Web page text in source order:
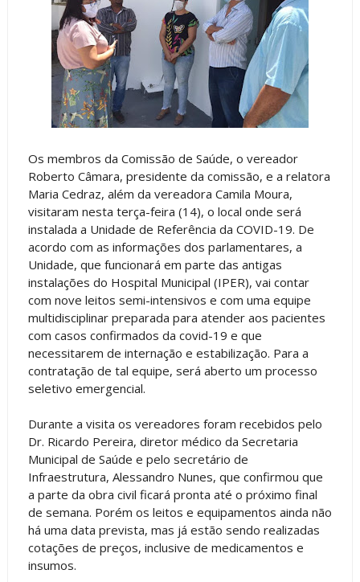
Os membros da Comissão de Saúde, o vereador
Roberto Câmara, presidente da comissão, e a relatora
Maria Cedraz, além da vereadora Camila Moura,
visitaram nesta terça-feira (14), o local onde será
instalada a Unidade de Referência da COVID-19. De
acordo com as informações dos parlamentares, a
Unidade, que funcionará em parte das antigas
instalações do Hospital Municipal (IPER), vai contar
com nove leitos semi-intensivos e com uma equipe
multidisciplinar preparada para atender aos pacientes
com casos confirmados da covid-19 e que
necessitarem de internação e estabilização. Para a
contratação de tal equipe, será aberto um processo
seletivo emergencial.
Durante a visita os vereadores foram recebidos pelo
Dr. Ricardo Pereira, diretor médico da Secretaria
Municipal de Saúde e pelo secretário de
Infraestrutura, Alessandro Nunes, que confirmou que
a parte da obra civil ficará pronta até o próximo final
de semana. Porém os leitos e equipamentos ainda não
há uma data prevista, mas já estão sendo realizadas
cotações de preços, inclusive de medicamentos e
insumos.